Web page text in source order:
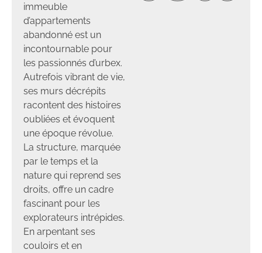
immeuble
d’appartements
abandonné est un
incontournable pour
les passionnés d’urbex.
Autrefois vibrant de vie,
ses murs décrépits
racontent des histoires
oubliées et évoquent
une époque révolue.
La structure, marquée
par le temps et la
nature qui reprend ses
droits, offre un cadre
fascinant pour les
explorateurs intrépides.
En arpentant ses
couloirs et en